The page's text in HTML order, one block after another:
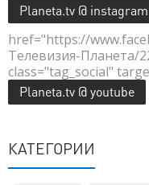
Planeta.tv @ instagram
href="https://
Телевизия-Планета/
class="tag_social"
Planeta.tv @ youtube
КАТЕГОРИИ